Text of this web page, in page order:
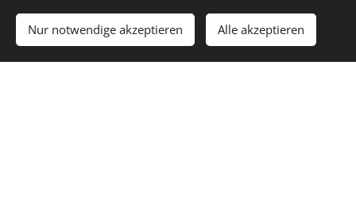
17.00- 01.00
So:
9.30 - 14.00
Erstellen Sie Ihre Webseite gratis! Los geht´s
Nur notwendige akzeptieren Alle akzeptieren